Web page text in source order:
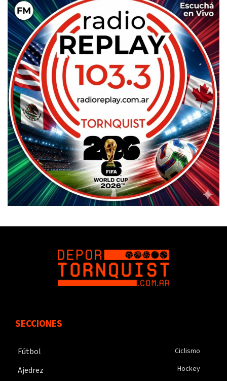
SECCIONES
Fútbol
Ajedrez
Ciclismo
Hockey